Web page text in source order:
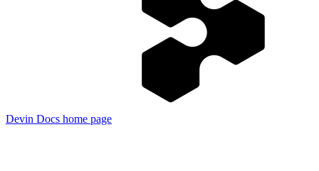
Devin Docs home page